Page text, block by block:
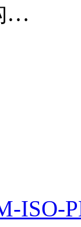
…
ISO-